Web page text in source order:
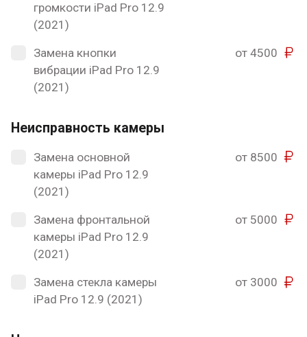
громкости iPad Pro 12.9
(2021)
Замена кнопки
вибрации iPad Pro 12.9
(2021)
от 4500
Неисправность камеры
Замена основной
камеры iPad Pro 12.9
(2021)
от 8500
Замена фронтальной
камеры iPad Pro 12.9
(2021)
от 5000
Замена стекла камеры
iPad Pro 12.9 (2021)
от 3000